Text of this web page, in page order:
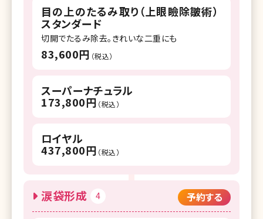
目の上のたるみ取り（上眼瞼除皺術）
スタンダード
切開でたるみ除去。きれいな二重にも
83,600円 （税込）
スーパーナチュラル
173,800円 （税込）
ロイヤル
437,800円 （税込）
涙袋形成 4 予約する